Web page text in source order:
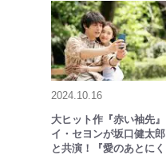
2024.10.16
大ヒット作『赤い袖先』
イ・セヨンが坂口健太郎
と共演！『愛のあとにく